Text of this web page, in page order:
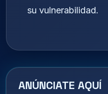
su vulnerabilidad.
ANÚNCIATE AQUÍ